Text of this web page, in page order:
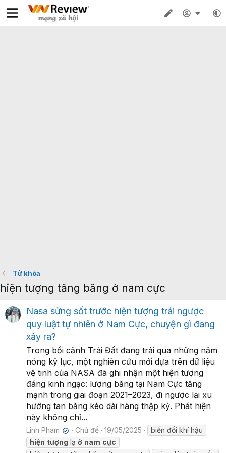
Từ khóa
hiện tượng tăng băng ở nam cực
Nasa sửng sốt trước hiện tượng trái ngược
quy luật tự nhiên ở Nam Cực, chuyện gì đang
xảy ra?
Trong bối cảnh Trái Đất đang trải qua những năm
nóng kỷ lục, một nghiên cứu mới dựa trên dữ liệu
vệ tinh của NASA đã ghi nhận một hiện tượng
đáng kinh ngạc: lượng băng tại Nam Cực tăng
mạnh trong giai đoạn 2021–2023, đi ngược lại xu
hướng tan băng kéo dài hàng thập kỷ. Phát hiện
này không chỉ...
Linh Pham ✔ Chủ đề 19/05/2025
biến đổi khí hậu
hiện tượng lạ ở nam cực